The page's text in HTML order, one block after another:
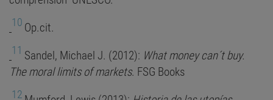
10 Op.cit.
11 Sandel, Michael J. (2012): What money can´t buy.
The moral limits of markets. FSG Books
12